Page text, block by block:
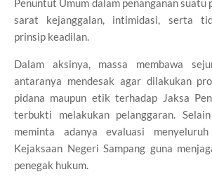
Penuntut Umum dalam penanganan suatu
sarat kejanggalan, intimidasi, serta
prinsip keadilan.
Dalam aksinya, massa membawa
antaranya mendesak agar dilakukan
pidana maupun etik terhadap Jaksa
terbukti melakukan pelanggaran.
meminta adanya evaluasi
Kejaksaan Negeri Sampang guna
penegak hukum.